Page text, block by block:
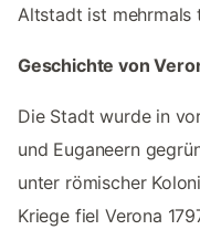
Altstadt ist mehrmals
Geschichte von
Die Stadt wurde in
und Euganeern
unter römischer
Kriege fiel Verona